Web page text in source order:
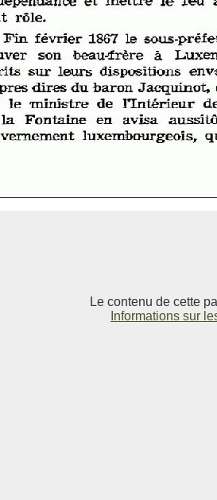
Le contenu de cette
Informations sur